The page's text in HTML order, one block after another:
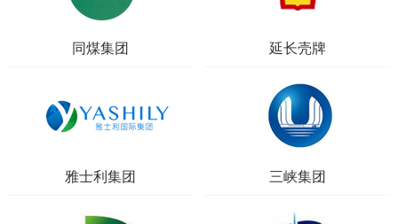
同煤集团 延长壳牌
雅士利集团 三峡集团